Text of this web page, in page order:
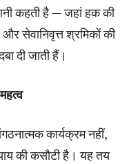
कहती है — जहां हक की
सेवानिवृत्त श्रमिकों की
दी जाती हैं।
कार्यक्रम नहीं,
की कसौटी है। यह तय